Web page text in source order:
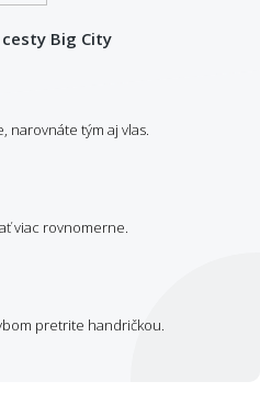
Big City
narovnáte tým aj vlas.
viac rovnomerne.
pretrite handričkou.